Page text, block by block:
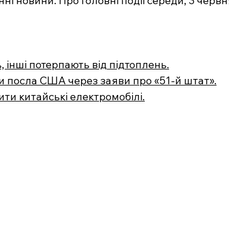
потерпають від підтоплень.
посла США через заяви про «51-й штат».
китайські електромобілі.